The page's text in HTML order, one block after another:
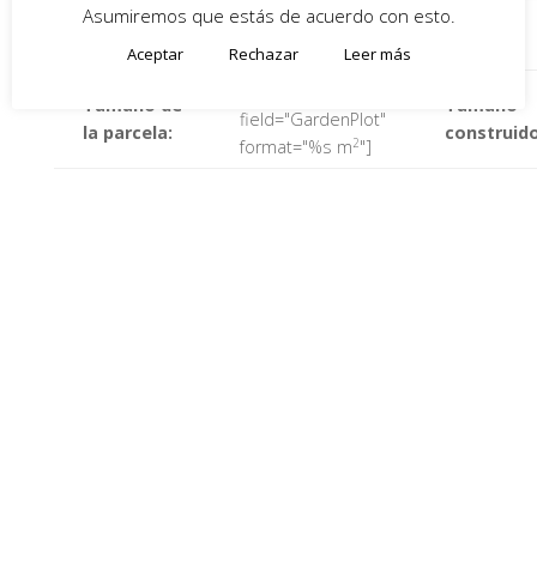
[property_detail
field="Bedrooms"]
Tamaño de
la parcela:
field="GardenPlot"
format="%s m2"]
Tamaño
Asumiremos que estás de acuerdo con esto.
Aceptar Rechazar Leer más